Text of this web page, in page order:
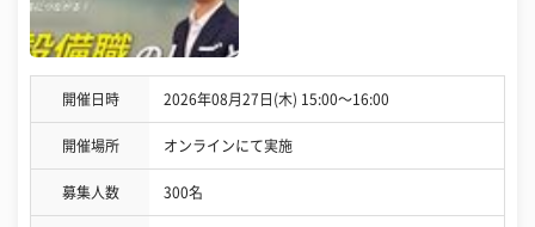
開催日時 2026年08月27日(木) 15:00〜16:00
開催場所 オンラインにて実施
募集人数 300名